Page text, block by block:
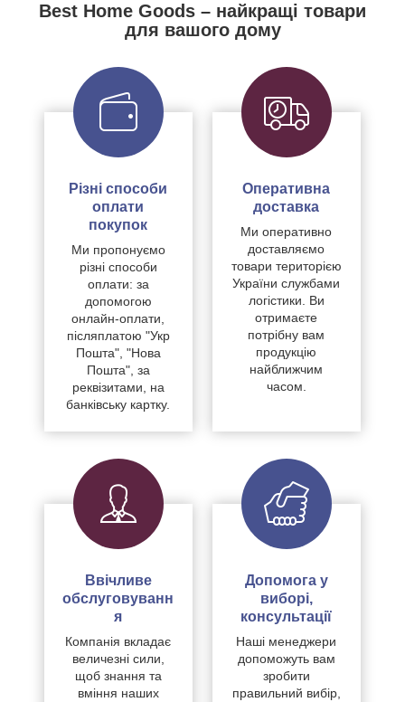
Best Home Goods – найкращі товари
для вашого дому
Різні способи
оплати
покупок
Ми пропонуємо
різні способи
оплати: за
допомогою
онлайн-оплати,
післяплатою "Укр
Пошта", "Нова
Пошта", за
реквізитами, на
банківську картку.
Оперативна
доставка
Ми оперативно
доставляємо
товари територією
України службами
логістики. Ви
отримаєте
потрібну вам
продукцію
найближчим
часом.
Ввічливе
обслуговуванн
я
Компанія вкладає
величезні сили,
щоб знання та
вміння наших
Допомога у
виборі,
консультації
Наші менеджери
допоможуть вам
зробити
правильний вибір,